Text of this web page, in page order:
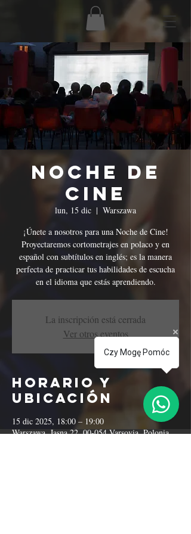
Noche de
Cine
lun, 15 dic
  |
Warszawa
¡Únete a nosotros para una Noche de Cine!
Proyectaremos cortometrajes en polaco y en
español con subtítulos en inglés; es la manera
perfecta de practicar tus habilidades de escucha
en el idioma que estás aprendiendo.
La inscripción está cerrada
Ver otros eventos
Horario y
ubicación
15 dic 2025, 18:00 – 19:00
Warszawa, Jasna 22, 00-054 Varsovia, Polonia
Czy Mogę Pomóc